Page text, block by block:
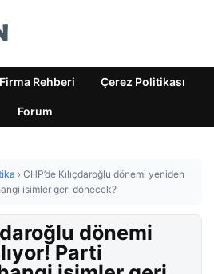
Firma Rehberi Çerez Politikası
Forum
› CHP’de Kılıçdaroğlu dönemi yeniden
isimler geri dönecek?
dönemi
Parti